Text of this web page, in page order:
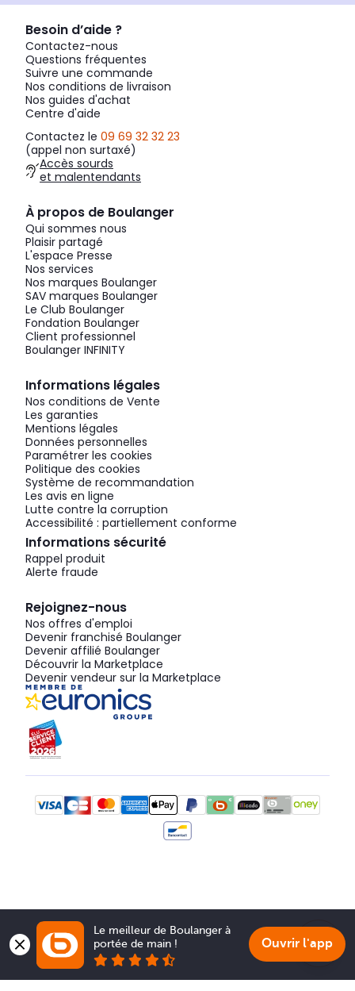
Besoin d’aide ?
Contactez-nous
Questions fréquentes
Suivre une commande
Nos conditions de livraison
Nos guides d'achat
Centre d'aide
Contactez le 09 69 32 32 23
(appel non surtaxé)
Accès sourds
et malentendants
À propos de Boulanger
Qui sommes nous
Plaisir partagé
L'espace Presse
Nos services
Nos marques Boulanger
SAV marques Boulanger
Le Club Boulanger
Fondation Boulanger
Client professionnel
Boulanger INFINITY
Informations légales
Nos conditions de Vente
Les garanties
Mentions légales
Données personnelles
Paramétrer les cookies
Politique des cookies
Système de recommandation
Les avis en ligne
Lutte contre la corruption
Accessibilité : partiellement conforme
Informations sécurité
Rappel produit
Alerte fraude
Rejoignez-nous
Nos offres d'emploi
Devenir franchisé Boulanger
Devenir affilié Boulanger
Découvrir la Marketplace
Devenir vendeur sur la Marketplace
Le meilleur de Boulanger à
portée de main !
Ouvrir l'app